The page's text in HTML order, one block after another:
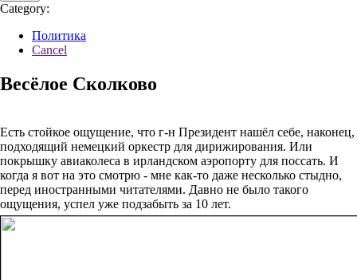
Category:
Политика
Cancel
Весёлое Сколково
Есть стойкое ощущение, что г-н Президент нашёл себе, наконец,
подходящий немецкий оркестр для дирижирования. Или
покрышку авиаколеса в ирландском аэропорту для поссать. И
когда я вот на это смотрю - мне как-то даже несколько стыдно,
перед иностранными читателями. Давно не было такого
ощущения, успел уже подзабыть за 10 лет.